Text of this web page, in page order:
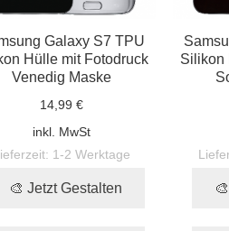
Galaxy S7 TPU
Hülle mit Fotodruck
Venedig Maske
14,99 €
inkl. MwSt
1-2 Werktage
🎨 Jetzt Gestalten
Silikon